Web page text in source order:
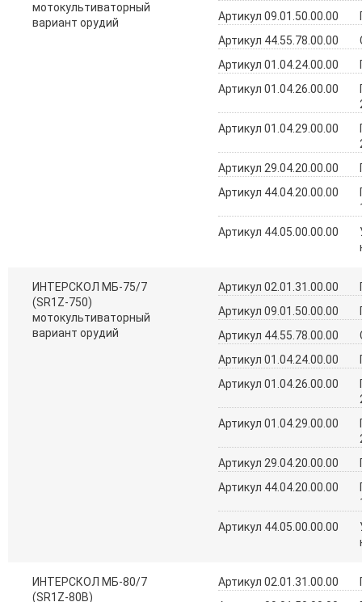
мотокультиваторный
вариант орудий
Артикул 09.01.50.00.00
Артикул 44.55.78.00.00
Артикул 01.04.24.00.00
Артикул 01.04.26.00.00
Артикул 01.04.29.00.00
Артикул 29.04.20.00.00
Артикул 44.04.20.00.00
Артикул 44.05.00.00.00
ИНТЕРСКОЛ МБ-75/7
(SR1Z-750)
мотокультиваторный
вариант орудий
Артикул 02.01.31.00.00
Артикул 09.01.50.00.00
Артикул 44.55.78.00.00
Артикул 01.04.24.00.00
Артикул 01.04.26.00.00
Артикул 01.04.29.00.00
Артикул 29.04.20.00.00
Артикул 44.04.20.00.00
Артикул 44.05.00.00.00
ИНТЕРСКОЛ МБ-80/7
(SR1Z-80B)
Артикул 02.01.31.00.00